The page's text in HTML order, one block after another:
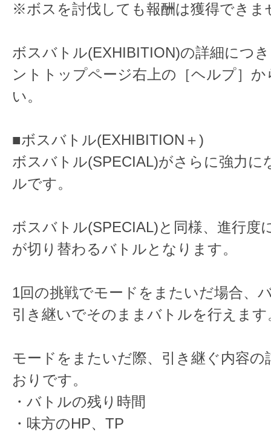
※ボスを討伐しても報酬は獲得できま
ボスバトル(EXHIBITION)の詳細につ
ントトップページ右上の［ヘルプ］
い。
■ボスバトル(EXHIBITION＋)
ボスバトル(SPECIAL)がさらに強力に
ルです。
ボスバトル(SPECIAL)と同様、進行度
が切り替わるバトルとなります。
1回の挑戦でモードをまたいだ場合、
引き継いでそのままバトルを行えます
モードをまたいだ際、引き継ぐ内容の
おりです。
・バトルの残り時間
・味方のHP、TP